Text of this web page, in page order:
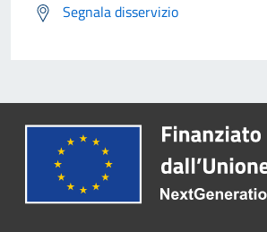
Segnala disservizio